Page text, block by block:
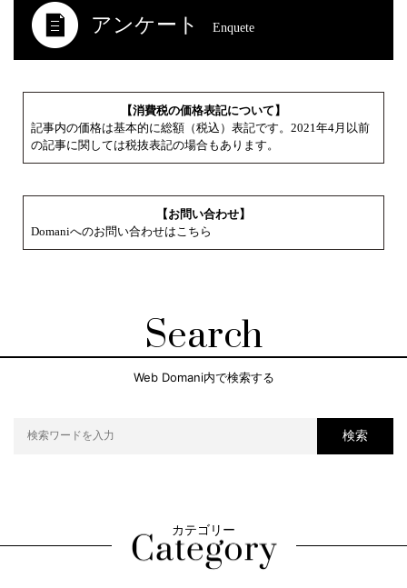
アンケート Enquete
【消費税の価格表記について】
記事内の価格は基本的に総額（税込）表記です。2021年4月以前
の記事に関しては税抜表記の場合もあります。
【お問い合わせ】
Domaniへのお問い合わせはこちら
Search
Web Domani内で検索する
検索
カテゴリー